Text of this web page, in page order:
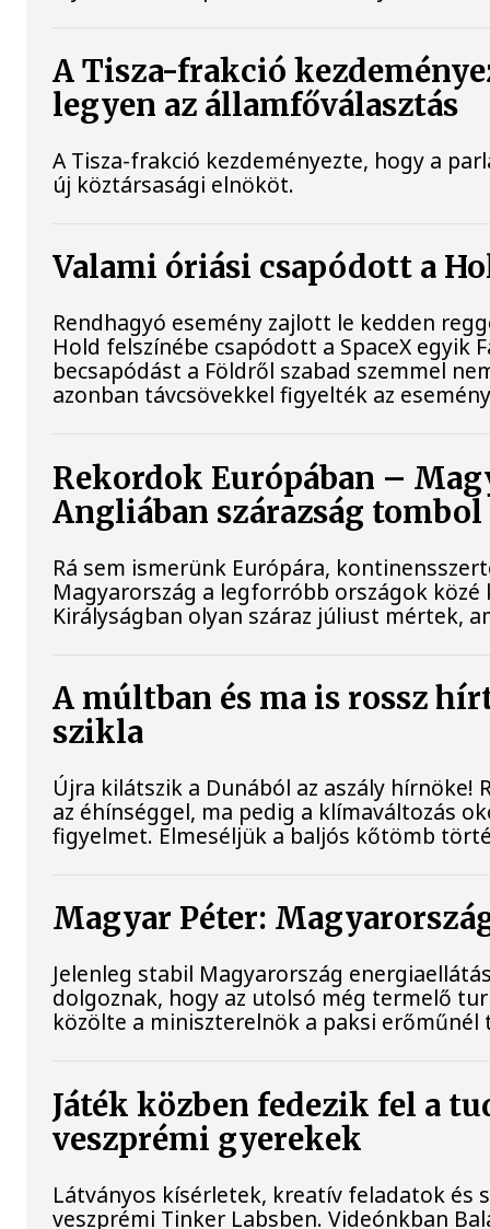
A Tisza-frakció
legyen az államfőválasztás
A Tisza-frakció kezdeményezte, hogy a
új köztársasági elnököt.
Valami óriási csapódott a
Rendhagyó esemény zajlott le kedden
Hold felszínébe csapódott a SpaceX egyik
becsapódást a Földről szabad szemmel
azonban távcsövekkel figyelték az
Rekordok Európában –
Angliában szárazság tombol
Rá sem ismerünk Európára,
Magyarország a legforróbb országok
Királyságban olyan száraz júliust mértek,
A múltban és ma is rossz
szikla
Újra kilátszik a Dunából az aszály
az éhínséggel, ma pedig a klímaváltozás
figyelmet. Elmeséljük a baljós kőtömb
Magyar Péter:
Jelenleg stabil Magyarország
dolgoznak, hogy az utolsó még termelő
közölte a miniszterelnök a paksi
Játék közben fedezik fel a
veszprémi gyerekek
Látványos kísérletek, kreatív feladatok és
veszprémi Tinker Labsben. Videónkban